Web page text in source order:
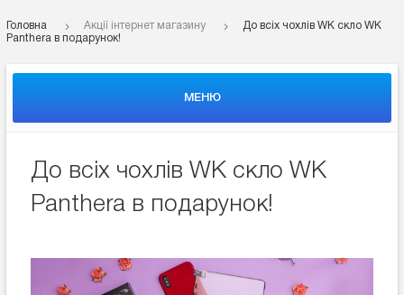
Головна Акції інтернет магазину
До всіх чохлів WK скло WK
Panthera в подарунок!
МЕНЮ
До всіх чохлів WK скло WK
Panthera в подарунок!